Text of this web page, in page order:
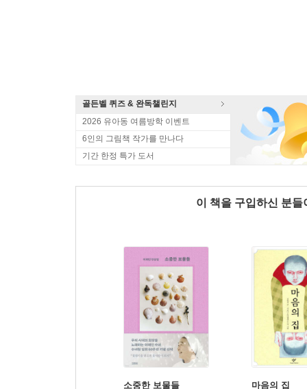
골든벨 퀴즈 & 완독챌린지
2026 유아동 여름방학 이벤트
6인의 그림책 작가를 만나다
기간 한정 특가 도서
이 책을 구입하신 분
소중한 보물들 마음의 집